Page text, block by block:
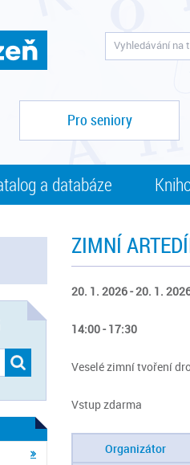
Pro seniory
a databáze
ZIMNÍ
20. 1. 2026 - 20. 1.
14:00 - 17:30
Veselé zimní tvoření
Vstup zdarma
Organizátor